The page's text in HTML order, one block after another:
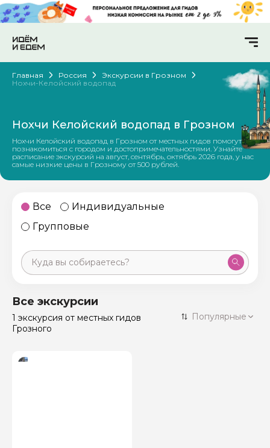
Главная Россия
Экскурсии в Грозном
Нохчи-Келойский водопад
Нохчи Келойский водопад в Грозном
Нохчи Келойский водопад в Грозном от местных гидов помогут
познакомиться с городом и достопримечательностями. Узнайте
расписание экскурсий на август, сентябрь, октябрь 2026 года, у нас
самые низкие цены в Грозному от 500 рублей.
Все
Индивидуальные
Групповые
Санкт-Петербург
Россия
50 экскурсий
Все экскурсии
1 экскурсия от местных гидов
Грозного
Популярные